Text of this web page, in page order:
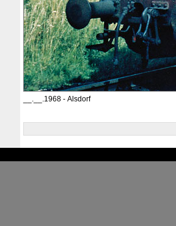
__.__.1968 - Alsdorf